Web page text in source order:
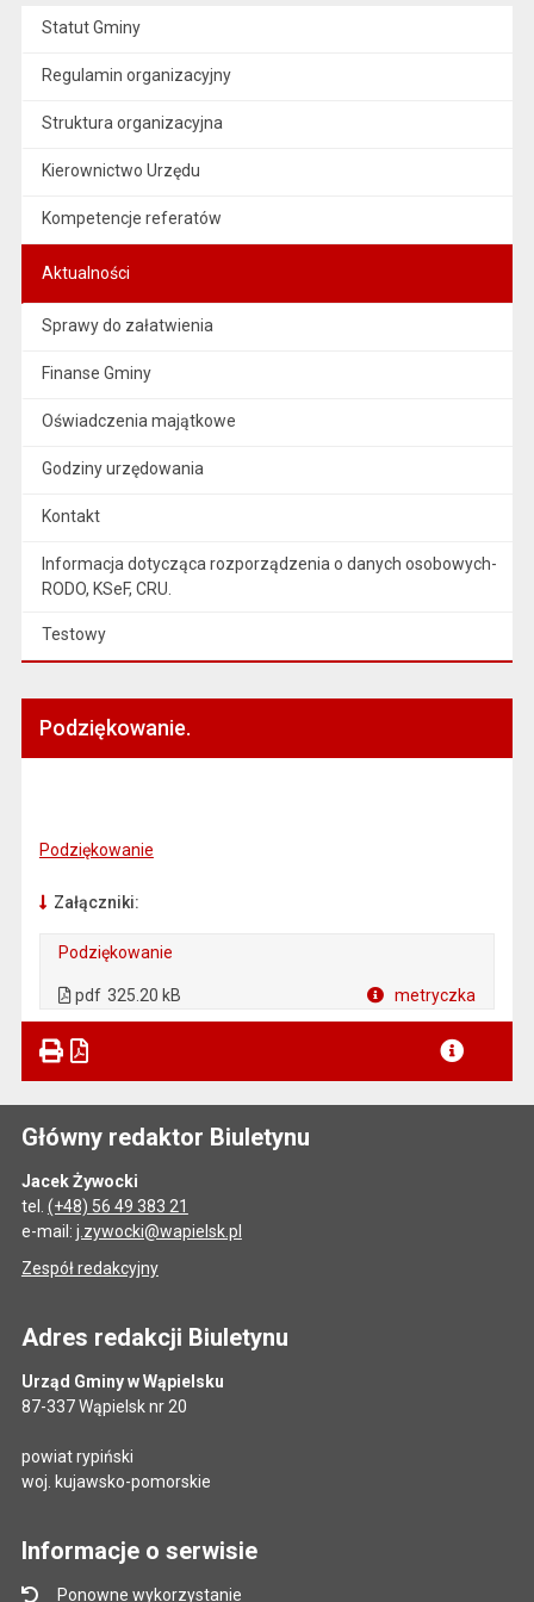
Statut Gminy
Regulamin organizacyjny
Struktura organizacyjna
Kierownictwo Urzędu
Kompetencje referatów
Aktualności
Sprawy do załatwienia
Finanse Gminy
Oświadczenia majątkowe
Godziny urzędowania
Kontakt
Informacja dotycząca rozporządzenia o danych osobowych-
RODO, KSeF, CRU.
Testowy
Podziękowanie.
Podziękowanie
Załączniki:
Podziękowanie
pdf 325.20 kB metryczka
Główny redaktor Biuletynu
Jacek Żywocki
tel. (+48) 56 49 383 21
e-mail: j.zywocki@wapielsk.pl
Zespół redakcyjny
Adres redakcji Biuletynu
Urząd Gminy w Wąpielsku
87-337 Wąpielsk nr 20
powiat rypiński
woj. kujawsko-pomorskie
Informacje o serwisie
Ponowne wykorzystanie